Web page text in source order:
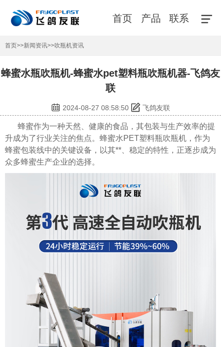
首页 产品 联系
首页>>新闻资讯>>吹瓶机资讯
蜂蜜水瓶吹瓶机-蜂蜜水pet塑料瓶吹瓶机器-飞鸽友
联
2024-08-27 08:58:50 飞鸽友联
蜂蜜作为一种天然、健康的食品，其包装与生产效率的提
升成为了行业关注的焦点。蜂蜜水PET塑料瓶吹瓶机，作为
蜂蜜包装线中的关键设备，以其**、稳定的特性，正逐步成为
众多蜂蜜生产企业的选择。